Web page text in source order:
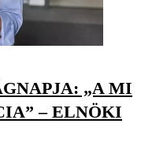
„A MI
– ELNÖKI